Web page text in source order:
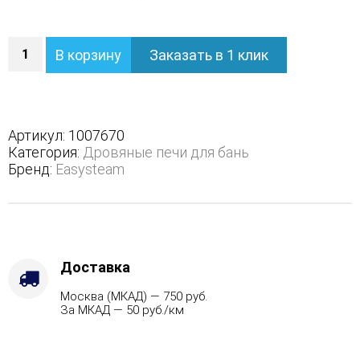
Печь
кожухе
с
боковым
подключением
321,
Варианты
В корзину Заказать в 1 клик
Артикул: 1007670
Категория: Дровяные печи для бань
Бренд: Easysteam
Доставка
Москва (МКАД) — 750 руб.
За МКАД — 50 руб./км